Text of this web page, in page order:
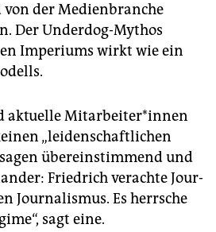
von der Medienbranche
Der Underdog-Mythos
Imperiums wirkt wie ein
aktuelle Mit­ar­bei­te­r*in­nen
„leidenschaftlichen
übereinstimmend und
Friedrich verachte Jour­
Journalismus. Es herrsche
sagt eine.